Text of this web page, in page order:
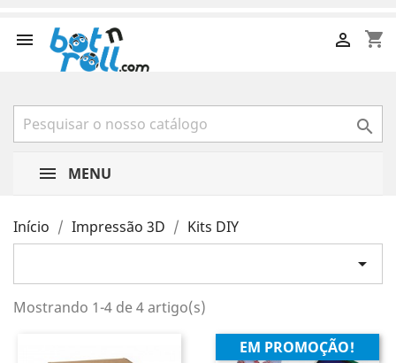
 shopping_cart


MENU
Início Impressão 3D Kits DIY

Mostrando 1-4 de 4 artigo(s)
EM PROMOÇÃO!